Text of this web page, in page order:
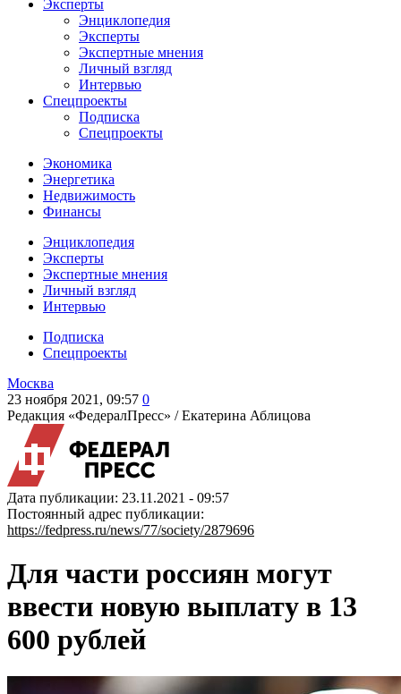
Эксперты
Энциклопедия
Эксперты
Экспертные мнения
Личный взгляд
Интервью
Спецпроекты
Подписка
Спецпроекты
Экономика
Энергетика
Недвижимость
Финансы
Энциклопедия
Эксперты
Экспертные мнения
Личный взгляд
Интервью
Подписка
Спецпроекты
Москва
23 ноября 2021, 09:57 0
Редакция «ФедералПресс» /Екатерина Аблицова
Дата публикации: 23.11.2021 - 09:57
Постоянный адрес публикации:
https://fedpress.ru/news/77/society/2879696
Для части россиян могут
ввести новую выплату в 13
600 рублей